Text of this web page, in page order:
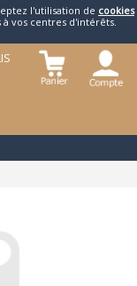
l'utilisation de cookies
à vos centres d'intérêts.